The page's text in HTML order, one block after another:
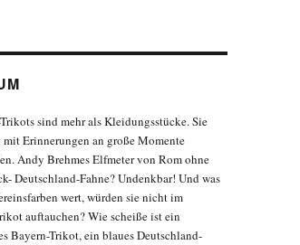
sind mehr als Kleidungsstücke. Sie
mit Erinnerungen an große Momente
Andy Brehmes Elfmeter von Rom ohne
Deutschland-Fahne? Undenkbar! Und was
wert, würden sie nicht im
auftauchen? Wie scheiße ist ein
Bayern-Trikot, ein blaues Deutschland-